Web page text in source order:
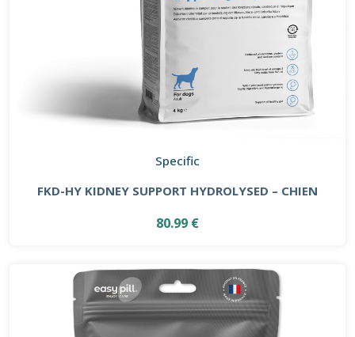
Specific
FKD-HY KIDNEY SUPPORT HYDROLYSED – CHIEN
80.99 €